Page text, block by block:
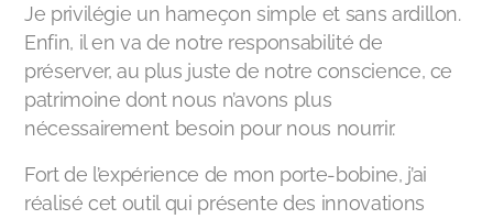
Je privilégie un hameçon simple et sans ardillon.
Enfin, il en va de notre responsabilité de
préserver, au plus juste de notre conscience, ce
patrimoine dont nous n’avons plus
nécessairement besoin pour nous nourrir.
Fort de l’expérience de mon porte-bobine, j’ai
réalisé cet outil qui présente des innovations